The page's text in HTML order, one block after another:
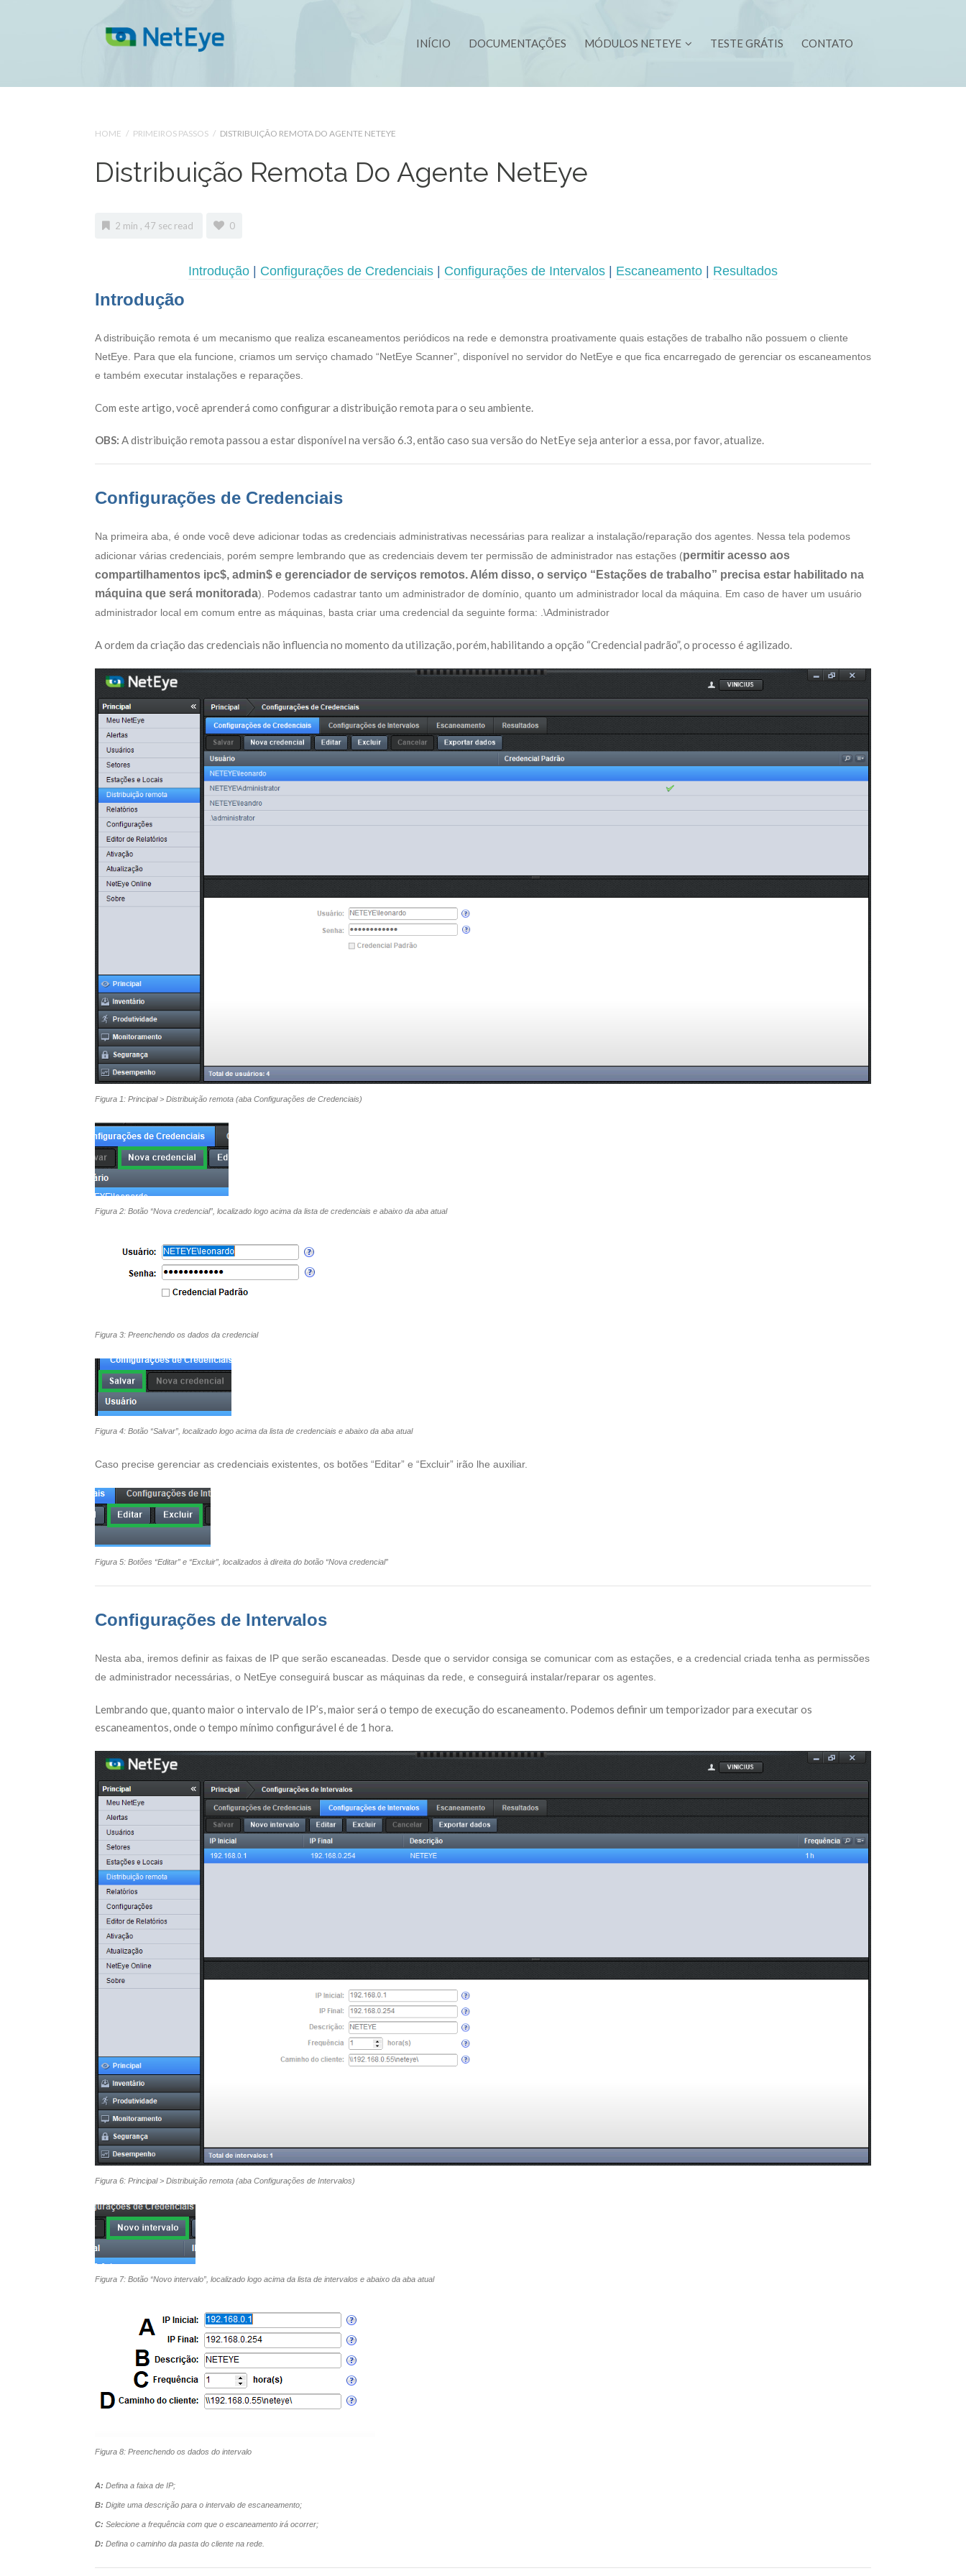
INÍCIO DOCUMENTAÇÕES MÓDULOS NETEYE TESTE GRÁTIS CONTATO
HOME / PRIMEIROS PASSOS / DISTRIBUIÇÃO REMOTA DO AGENTE NETEYE
Distribuição Remota Do Agente NetEye
2 min , 47 sec read 0
Introdução Configurações de Credenciais Configurações de Intervalos Escaneamento Resultados
Introdução
A distribuição remota é um mecanismo que realiza escaneamentos periódicos na rede e demonstra proativamente quais estações de trabalho não possuem o cliente
NetEye. Para que ela funcione, criamos um serviço chamado “NetEye Scanner”, disponível no servidor do NetEye e que fica encarregado de gerenciar os escaneamentos
e também executar instalações e reparações.
Com este artigo, você aprenderá como configurar a distribuição remota para o seu ambiente.
OBS: A distribuição remota passou a estar disponível na versão 6.3, então caso sua versão do NetEye seja anterior a essa, por favor, atualize.
Configurações de Credenciais
Na primeira aba, é onde você deve adicionar todas as credenciais administrativas necessárias para realizar a instalação/reparação dos agentes. Nessa tela podemos
adicionar várias credenciais, porém sempre lembrando que as credenciais devem ter permissão de administrador nas estações (permitir acesso aos
compartilhamentos ipc$, admin$ e gerenciador de serviços remotos. Além disso, o serviço “Estações de trabalho” precisa estar habilitado na
máquina que será monitorada). Podemos cadastrar tanto um administrador de domínio, quanto um administrador local da máquina. Em caso de haver um usuário
administrador local em comum entre as máquinas, basta criar uma credencial da seguinte forma: .\Administrador
A ordem da criação das credenciais não influencia no momento da utilização, porém, habilitando a opção “Credencial padrão”, o processo é agilizado.
Figura 1: Principal > Distribuição remota (aba Configurações de Credenciais)
Figura 2: Botão “Nova credencial”, localizado logo acima da lista de credenciais e abaixo da aba atual
Figura 3: Preenchendo os dados da credencial
Figura 4: Botão “Salvar”, localizado logo acima da lista de credenciais e abaixo da aba atual
Caso precise gerenciar as credenciais existentes, os botões “Editar” e “Excluir” irão lhe auxiliar.
Figura 5: Botões “Editar” e “Excluir”, localizados à direita do botão “Nova credencial”
Configurações de Intervalos
Nesta aba, iremos definir as faixas de IP que serão escaneadas. Desde que o servidor consiga se comunicar com as estações, e a credencial criada tenha as permissões
de administrador necessárias, o NetEye conseguirá buscar as máquinas da rede, e conseguirá instalar/reparar os agentes.
Lembrando que, quanto maior o intervalo de IP’s, maior será o tempo de execução do escaneamento. Podemos definir um temporizador para executar os
escaneamentos, onde o tempo mínimo configurável é de 1 hora.
Figura 6: Principal > Distribuição remota (aba Configurações de Intervalos)
Figura 7: Botão “Novo intervalo”, localizado logo acima da lista de intervalos e abaixo da aba atual
Figura 8: Preenchendo os dados do intervalo
A: Defina a faixa de IP;
B: Digite uma descrição para o intervalo de escaneamento;
C: Selecione a frequência com que o escaneamento irá ocorrer;
D: Defina o caminho da pasta do cliente na rede.